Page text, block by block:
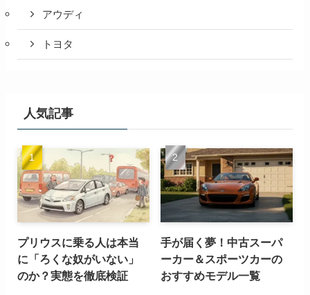
アウディ
トヨタ
人気記事
プリウスに乗る人は本当
に「ろくな奴がいない」
のか？実態を徹底検証
手が届く夢！中古スーパ
ーカー＆スポーツカーの
おすすめモデル一覧